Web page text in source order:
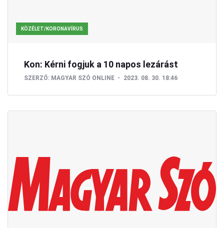
KÖZÉLET/KORONAVÍRUS
Kon: Kérni fogjuk a 10 napos lezárást
SZERZŐ: MAGYAR SZÓ ONLINE 2023. 08. 30. 18:46